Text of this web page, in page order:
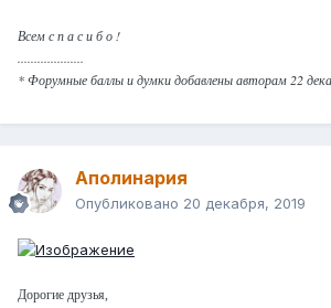
Всем с п а с и б о !
....................
* Форумные баллы и думки добавлены авторам 22
Аполинария
Опубликовано 20 декабря, 2019
Дорогие друзья,